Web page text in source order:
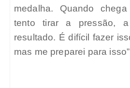
medalha. Quando
tento tirar a pressão,
resultado. É difícil fazer
mas me preparei para